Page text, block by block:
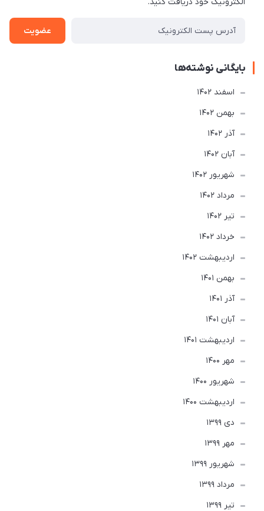
عضویت
بایگانی نوشته‌ها
اسفند 1402
بهمن 1402
آذر 1402
آبان 1402
شهریور 1402
مرداد 1402
تير 1402
خرداد 1402
ارديبهشت 1402
بهمن 1401
آذر 1401
آبان 1401
ارديبهشت 1401
مهر 1400
شهریور 1400
ارديبهشت 1400
دی 1399
مهر 1399
شهریور 1399
مرداد 1399
تير 1399